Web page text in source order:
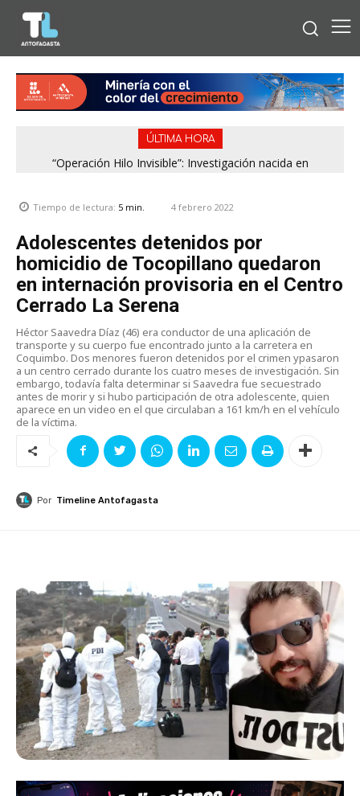
ÚLTIMA HORA
“Operación Hilo Invisible”: Investigación nacida en
Tiempo de lectura: 5 min. 4 febrero 2022
Adolescentes detenidos por
homicidio de Tocopillano quedaron
en internación provisoria en el Centro
Cerrado La Serena
Héctor Saavedra Díaz (46) era conductor de una aplicación de
transporte y su cuerpo fue encontrado junto a la carretera en
Coquimbo. Dos menores fueron detenidos por el crimen ypasaron
a un centro cerrado durante los cuatro meses de investigación. Sin
embargo, todavía falta determinar si Saavedra fue secuestrado
antes de morir y si hubo participación de otra adolescente, quien
aparece en un video en el que circulaban a 161 km/h en el vehículo
de la víctima.
Por Timeline Antofagasta